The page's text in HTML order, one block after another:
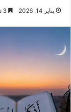
يناير 14, 2026